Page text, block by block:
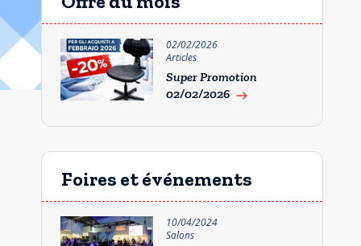
02/02/2026
Articles
Super Promotion
02/02/2026 east
Foires et événements
10/04/2024
Salons